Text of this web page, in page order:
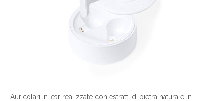
Auricolari in-ear realizzate con estratti di pietra naturale in